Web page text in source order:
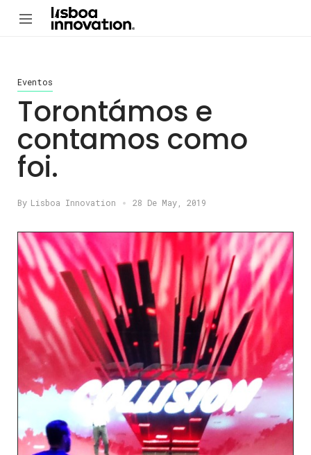
Eventos
Torontámos e
contamos como
foi.
By Lisboa Innovation 28 De May, 2019